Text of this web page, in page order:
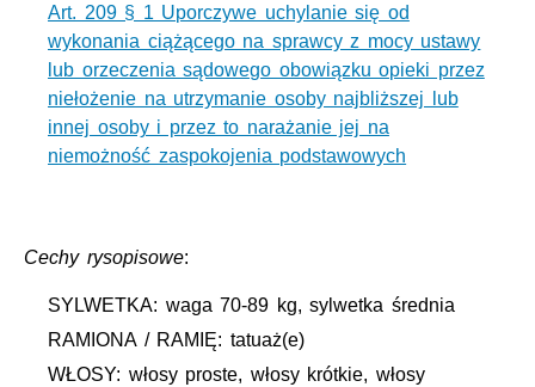
Art. 209 § 1 Uporczywe uchylanie się od
wykonania ciążącego na sprawcy z mocy ustawy
lub orzeczenia sądowego obowiązku opieki przez
niełożenie na utrzymanie osoby najbliższej lub
innej osoby i przez to narażanie jej na
niemożność zaspokojenia podstawowych
Cechy rysopisowe:
SYLWETKA: waga 70-89 kg, sylwetka średnia
RAMIONA / RAMIĘ: tatuaż(e)
WŁOSY: włosy proste, włosy krótkie, włosy